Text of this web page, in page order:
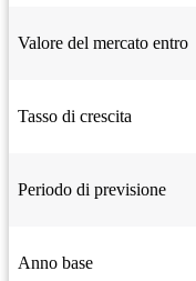
Valore del mercato entro
Tasso di crescita
Periodo di previsione
Anno base